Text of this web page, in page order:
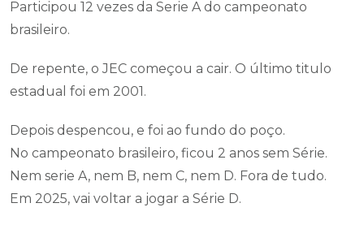
Participou 12 vezes da Serie A do campeonato
brasileiro.
De repente, o JEC começou a cair. O último titulo
estadual foi em 2001.
Depois despencou, e foi ao fundo do poço.
No campeonato brasileiro, ficou 2 anos sem Série.
Nem serie A, nem B, nem C, nem D. Fora de tudo.
Em 2025, vai voltar a jogar a Série D.